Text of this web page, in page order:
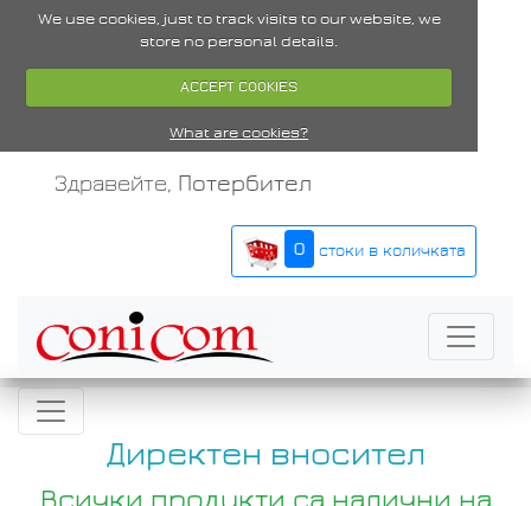
We use cookies, just to track visits to our website, we
store no personal details.
ACCEPT COOKIES
What are cookies?
Здравейте, Потербител
0 стоки в количката
Директен вносител
Всички продукти са налични на